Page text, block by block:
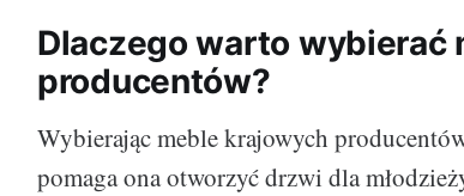
Dlaczego warto wybierać
producentów?
Wybierając meble krajowych
pomaga ona otworzyć drzwi dla